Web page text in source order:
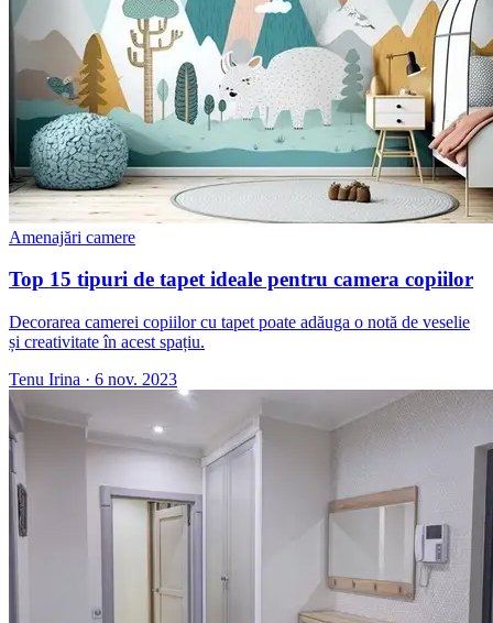
Amenajări camere
Top 15 tipuri de tapet ideale pentru camera copiilor
Decorarea camerei copiilor cu tapet poate adăuga o notă de veselie
și creativitate în acest spațiu.
Tenu Irina · 6 nov. 2023